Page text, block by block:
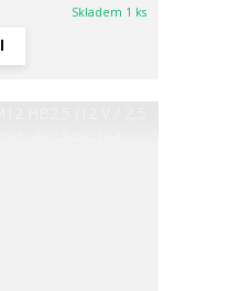
Skladem 1 ks